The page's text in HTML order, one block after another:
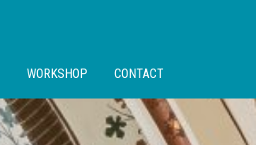
WORKSHOP CONTACT